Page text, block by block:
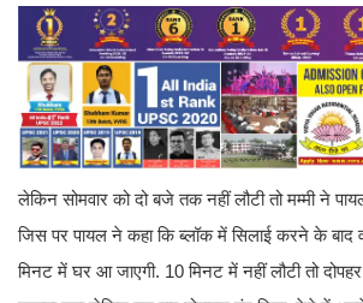
लेकिन सोमवार को दो बजे तक नहीं लौटी तो मम्मी ने
जिस पर पायल ने कहा कि ब्लॉक में सिलाई करने के बाद
मिनट में घर आ जाएगी. 10 मिनट में नहीं लौटी तो